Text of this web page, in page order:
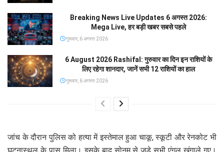
Breaking News Live Updates 6 अगस्त 2026:
Mega Live, हर बड़ी खबर सबसे पहले
गुरूवार, 6 अगस्त 2026
6 August 2026 Rashifal: गुरुवार का दिन इन राशियों के
लिए रहेगा शानदार, जानें सभी 12 राशियों का हाल
गुरूवार, 6 अगस्त 2026
जांच के दौरान पुलिस को हत्या में इस्तेमाल हुआ चाकू, स्कूटी और रेनकोट भी